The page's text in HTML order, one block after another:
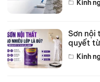
Kinh
Sơn nội
quyết
Kinh